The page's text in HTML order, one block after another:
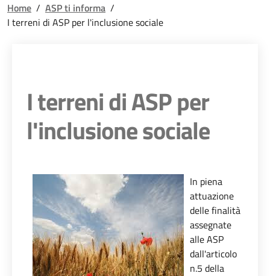
Home / ASP ti informa /
I terreni di ASP per l'inclusione sociale
I terreni di ASP per
l'inclusione sociale
In piena
attuazione
delle finalità
assegnate
alle ASP
dall'articolo
n.5 della